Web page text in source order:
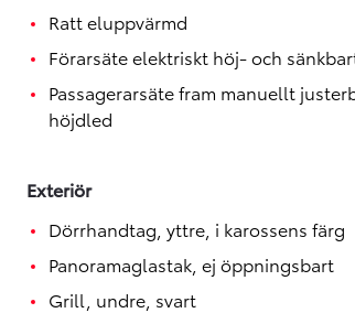
Ratt eluppvärmd
Förarsäte elektriskt höj- och
Passagerarsäte fram manuellt
höjdled
Exteriör
Dörrhandtag, yttre, i karossens färg
Panoramaglastak, ej öppningsbart
Grill, undre, svart